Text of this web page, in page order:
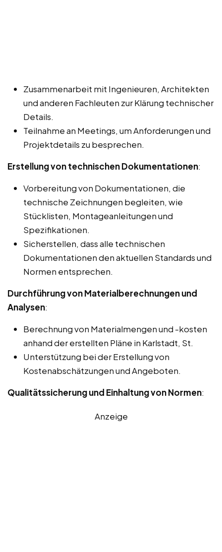
Zusammenarbeit mit Ingenieuren, Architekten
und anderen Fachleuten zur Klärung technischer
Details.
Teilnahme an Meetings, um Anforderungen und
Projektdetails zu besprechen.
Erstellung von technischen Dokumentationen:
Vorbereitung von Dokumentationen, die
technische Zeichnungen begleiten, wie
Stücklisten, Montageanleitungen und
Spezifikationen.
Sicherstellen, dass alle technischen
Dokumentationen den aktuellen Standards und
Normen entsprechen.
Durchführung von Materialberechnungen und
Analysen:
Berechnung von Materialmengen und -kosten
anhand der erstellten Pläne in Karlstadt, St.
Unterstützung bei der Erstellung von
Kostenabschätzungen und Angeboten.
Qualitätssicherung und Einhaltung von Normen:
Anzeige